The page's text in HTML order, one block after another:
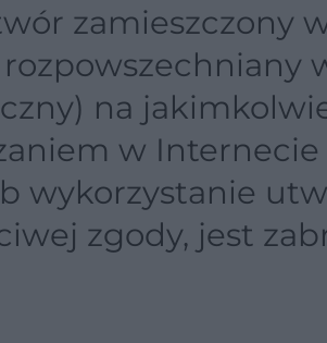
zamieszczony
na
w
wykorzystanie
zgody, jest